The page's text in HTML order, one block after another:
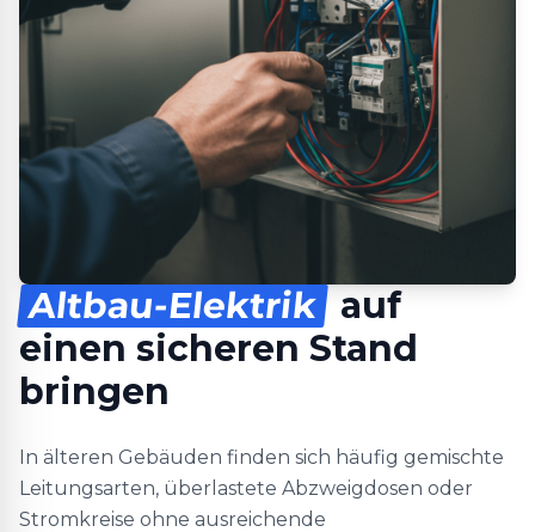
Altbau-Elektrik auf
einen sicheren Stand
bringen
In älteren Gebäuden finden sich häufig gemischte
Leitungsarten, überlastete Abzweigdosen oder
Stromkreise ohne ausreichende